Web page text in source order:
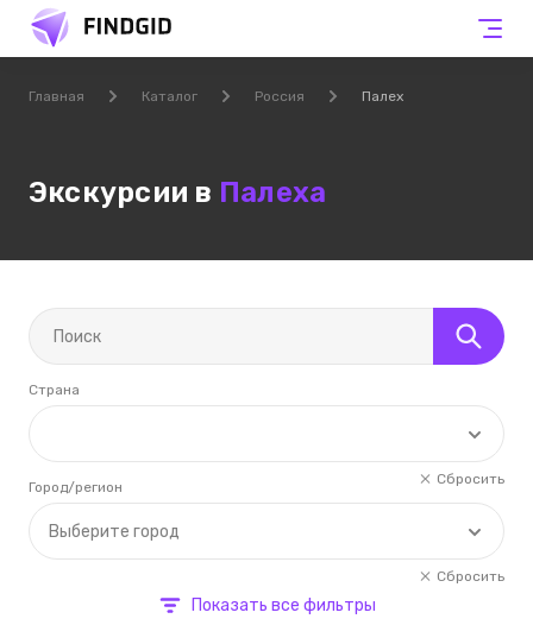
Главная Каталог Россия Палех
Экскурсии в Палеха
Страна
Сбросить
Выберите город
Город/регион
Сбросить
Показать все фильтры